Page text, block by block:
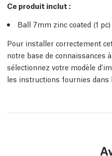
Ce produit inclut :
Ball 7mm zinc coated (1 pc)
Pour installer correctement
notre base de connaissances
sélectionnez votre modèle
les instructions fournies dans